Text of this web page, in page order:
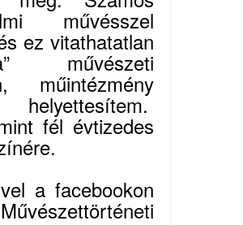
művésszel
ez vitathatatlan
művészeti
műintézmény
fél évtizedes
a facebookon